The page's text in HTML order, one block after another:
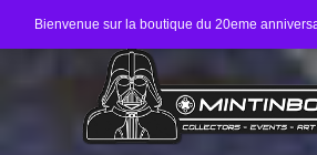
Bienvenue sur la boutique du 20eme